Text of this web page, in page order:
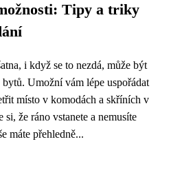
Tipy a triky
i když se to nezdá, může být
Umožní vám lépe uspořádat
místo v komodách a skříních v
že ráno vstanete a nemusíte
máte přehledně...